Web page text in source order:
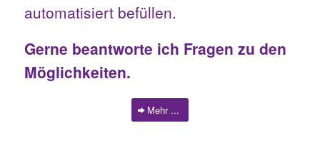
automatisiert befüllen.
Gerne beantworte ich Fragen zu den
Möglichkeiten.
Mehr ...